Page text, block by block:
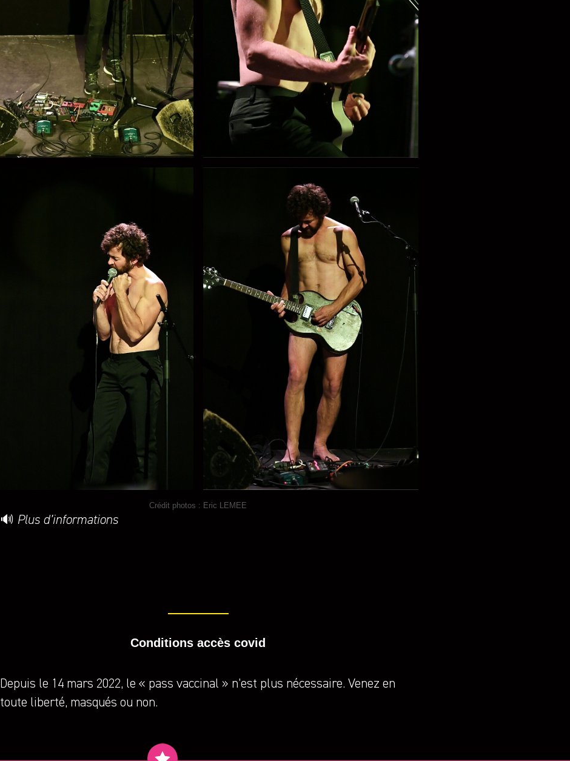
Crédit photos : Eric LEMEE
🔊 Plus d’informations
Conditions accès covid
Depuis le 14 mars 2022, le « pass vaccinal » n’est plus nécessaire. Venez en
toute liberté, masqués ou non.